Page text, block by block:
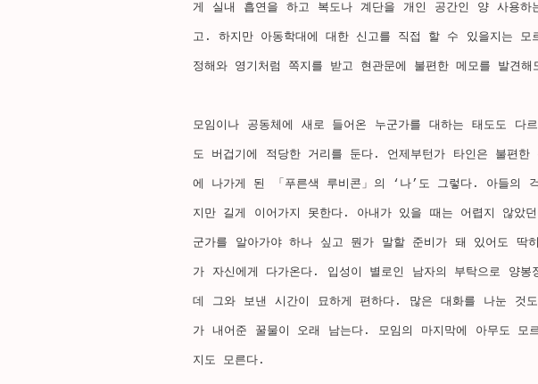
게 실내 흡연을 하고 복도나 계단을 개인 공간인 양 사용
고. 하지만 아동학대에 대한 신고를 직접 할 수 있을지는
정해와 영기처럼 쪽지를 받고 현관문에 불편한 메모를 발견
모임이나 공동체에 새로 들어온 누군가를 대하는 태도도
도 버겁기에 적당한 거리를 둔다. 언제부턴가 타인은 불편
에 나가게 된 「푸른색 루비콘」의 ‘나’도 그렇다. 아들의
지만 길게 이어가지 못한다. 아내가 있을 때는 어렵지 않았
군가를 알아가야 하나 싶고 뭔가 말할 준비가 돼 있어도
가 자신에게 다가온다. 입성이 별로인 남자의 부탁으로 양
데 그와 보낸 시간이 묘하게 편하다. 많은 대화를 나눈 것
가 내어준 꿀물이 오래 남는다. 모임의 마지막에 아무도 모
지도 모른다.